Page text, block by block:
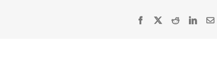
Facebook Reddit